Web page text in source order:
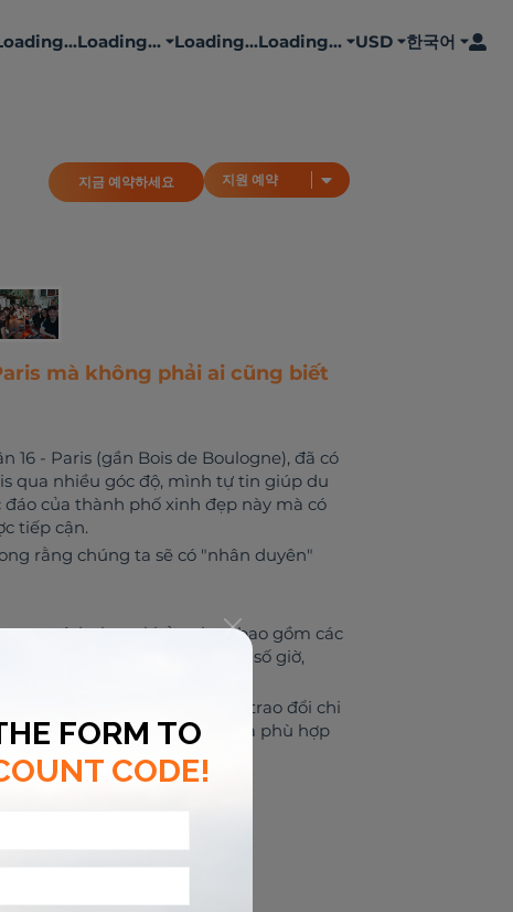
Loading... Loading...Loading... USD 한국어
지금 예약하세요 지원 예약
mà không phải ai cũng biết
16 - Paris (gần Bois de Boulogne), đã có
qua nhiều góc độ, mình tự tin giúp du
của thành phố xinh đẹp này mà có
tiếp cận.
rằng chúng ta sẽ có "nhân duyên"
tính tham khảo, chưa bao gồm các
sẽ có cách tính block theo số giờ,
covivucom để trao đổi chi
như báo giá chính xác và phù hợp